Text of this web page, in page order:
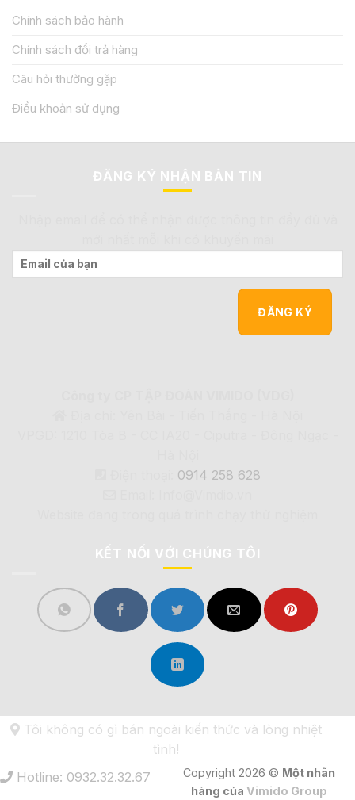
Chính sách bảo hành
Chính sách đổi trả hàng
Câu hỏi thường gặp
Điều khoản sử dụng
ĐĂNG KÝ NHẬN BẢN TIN
0914 258 628
KẾT NỐI VỚI CHÚNG TÔI
Tôi không có gì bán ngoài kiến thức và lòng nhiệt
tình!
Hotline: 0932.32.32.67
Copyright 2026 © Một nhãn
hàng của Vimido Group